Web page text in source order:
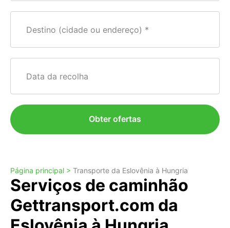
Destino (cidade ou endereço)
Data da recolha
Obter ofertas
Página principal > Transporte da Eslovênia à Hungria
Serviços de caminhão
Gettransport.com da